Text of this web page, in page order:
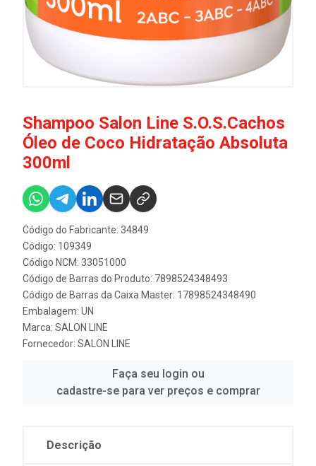
Shampoo Salon Line S.O.S.Cachos
Óleo de Coco Hidratação Absoluta
300ml
Código do Fabricante: 34849
Código: 109349
Código NCM: 33051000
Código de Barras do Produto: 7898524348493
Código de Barras da Caixa Master: 17898524348490
Embalagem: UN
Marca: SALON LINE
Fornecedor: SALON LINE
Faça seu login ou
cadastre-se para ver preços e comprar
Descrição